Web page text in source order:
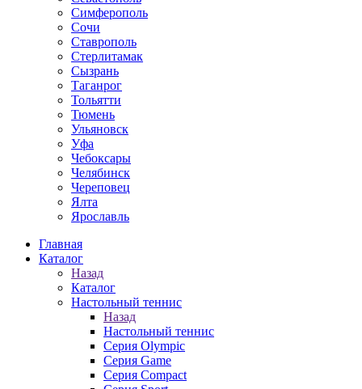
Симферополь
Сочи
Ставрополь
Стерлитамак
Сызрань
Таганрог
Тольятти
Тюмень
Ульяновск
Уфа
Чебоксары
Челябинск
Череповец
Ялта
Ярославль
Главная
Каталог
Назад
Каталог
Настольный теннис
Назад
Настольный теннис
Серия Olympic
Серия Game
Серия Compact